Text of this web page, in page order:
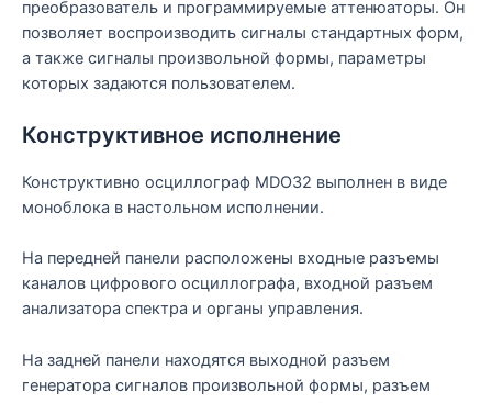
преобразователь и программируемые аттенюаторы. Он
позволяет воспроизводить сигналы стандартных форм,
а также сигналы произвольной формы, параметры
которых задаются пользователем.
Конструктивное исполнение
Конструктивно осциллограф MDO32 выполнен в виде
моноблока в настольном исполнении.
На передней панели расположены входные разъемы
каналов цифрового осциллографа, входной разъем
анализатора спектра и органы управления.
На задней панели находятся выходной разъем
генератора сигналов произвольной формы, разъем